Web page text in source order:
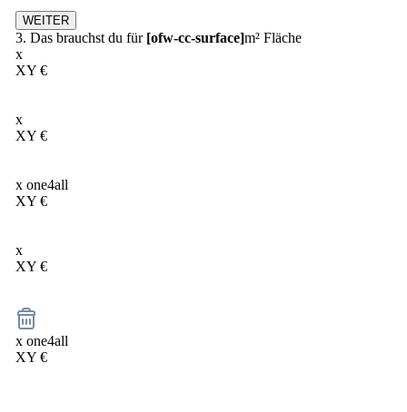
WEITER
3. Das brauchst du für [ofw-cc-surface]m² Fläche
x
XY €
x
XY €
x one4all
XY €
x
XY €
x one4all
XY €